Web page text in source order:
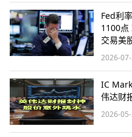
Fed利
1100
交易美
2026-
IC
伟达财
2026-